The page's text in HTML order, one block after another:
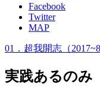
Facebook
Twitter
MAP
01．超我開志（
実践あるのみ